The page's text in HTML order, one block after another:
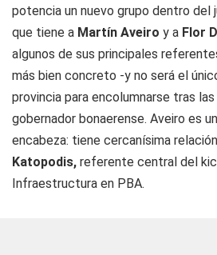
potencia un nuevo grupo dentro del
que tiene a Martín Aveiro y a Flor
algunos de sus principales
más bien concreto -y no será el
provincia para encolumnarse tras
gobernador bonaerense. Aveiro es
encabeza: tiene cercanísima
Katopodis, referente central del
Infraestructura en PBA.